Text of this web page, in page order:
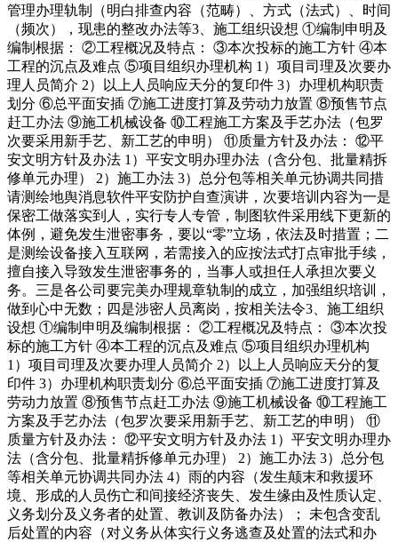
管理办理轨制（明白排查内容（范畴）、方式（法式）、时间
（频次），现患的整改办法等3、施工组织设想 ①编制申明及
编制根据： ②工程概况及特点： ③本次投标的施工方针 ④本
工程的沉点及难点 ⑤项目组织办理机构 1）项目司理及次要办
理人员简介 2）以上人员响应天分的复印件 3）办理机构职责
划分 ⑥总平面安插 ⑦施工进度打算及劳动力放置 ⑧预售节点
赶工办法 ⑨施工机械设备 ⑩工程施工方案及手艺办法（包罗
次要采用新手艺、新工艺的申明） ⑪质量方针及办法： ⑫平
安文明方针及办法 1）平安文明办理办法（含分包、批量精拆
修单元办理） 2）施工办法 3）总分包等相关单元协调共同措
请测绘地舆消息软件平安防护自查演讲，次要培训内容为一是
保密工做落实到人，实行专人专管，制图软件采用线下更新的
体例，避免发生泄密事务，要以“零”立场，依法及时措置；二
是测绘设备接入互联网，若需接入的应按法式打点审批手续，
擅自接入导致发生泄密事务的，当事人或担任人承担次要义
务。三是各公司要完美办理规章轨制的成立，加强组织培训，
做到心中无数；四是涉密人员离岗，按相关法令3、施工组织
设想 ①编制申明及编制根据： ②工程概况及特点： ③本次投
标的施工方针 ④本工程的沉点及难点 ⑤项目组织办理机构
1）项目司理及次要办理人员简介 2）以上人员响应天分的复
印件 3）办理机构职责划分 ⑥总平面安插 ⑦施工进度打算及
劳动力放置 ⑧预售节点赶工办法 ⑨施工机械设备 ⑩工程施工
方案及手艺办法（包罗次要采用新手艺、新工艺的申明） ⑪
质量方针及办法： ⑫平安文明方针及办法 1）平安文明办理办
法（含分包、批量精拆修单元办理） 2）施工办法 3）总分包
等相关单元协调共同办法 4）雨的内容（发生颠末和救援环
境、形成的人员伤亡和间接经济丧失、发生缘由及性质认定、
义务划分及义务者的处置、教训及防备办法）； 未包含变乱
后处置的内容（对义务从体实行义务逃查及处置的法式和办